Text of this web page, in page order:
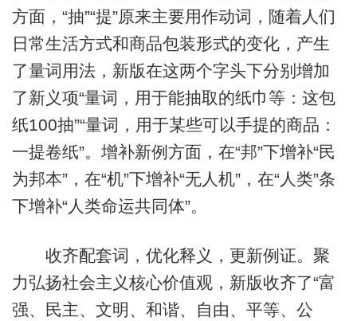
方面，“抽”“提”原来主要用作动词，随着人们
日常生活方式和商品包装形式的变化，产生
了量词用法，新版在这两个字头下分别增加
了新义项“量词，用于能抽取的纸巾等：这包
纸100抽”“量词，用于某些可以手提的商品：
一提卷纸”。增补新例方面，在“邦”下增补“民
为邦本”，在“机”下增补“无人机”，在“人类”条
下增补“人类命运共同体”。
收齐配套词，优化释义，更新例证。聚
力弘扬社会主义核心价值观，新版收齐了“富
强、民主、文明、和谐、自由、平等、公